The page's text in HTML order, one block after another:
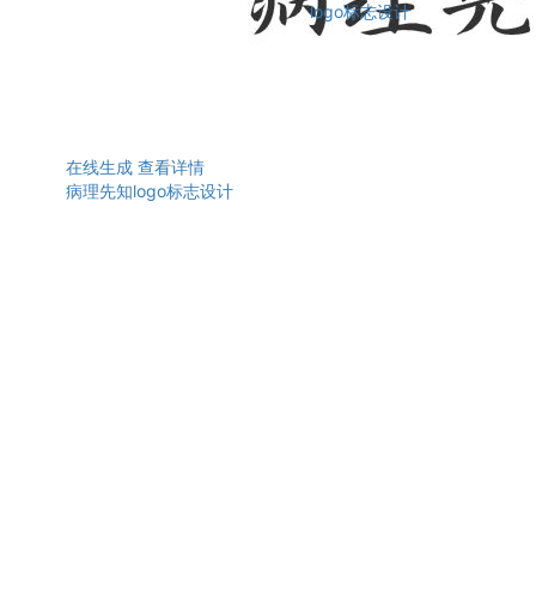
在线生成 查看详情
病理先知logo标志设计
logo标志设计